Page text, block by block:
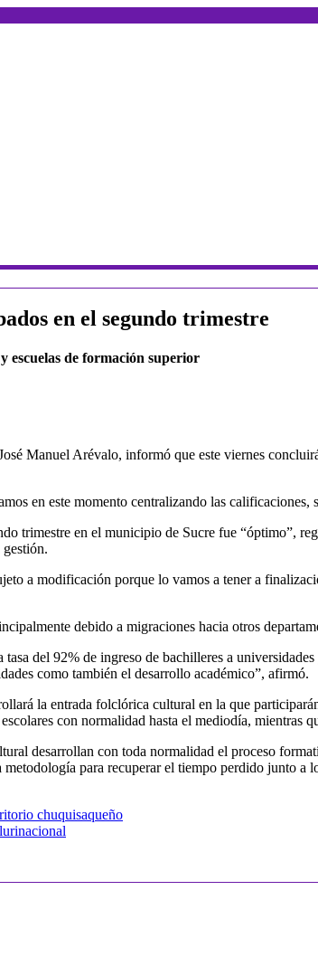
en el segundo trimestre
escuelas de formación superior
Manuel Arévalo, informó que este viernes
en este momento centralizando las calificaciones,
trimestre en el municipio de Sucre fue “óptimo”,
a modificación porque lo vamos a tener a
debido a migraciones hacia otros
del 92% de ingreso de bachilleres a
como también el desarrollo académico”, afirmó.
la entrada folclórica cultural en la que
con normalidad hasta el mediodía, mientras
desarrollan con toda normalidad el proceso
para recuperar el tiempo perdido junto a
chuquisaqueño